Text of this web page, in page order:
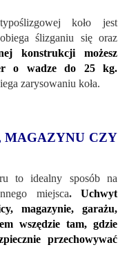
koło jest
ślizganiu się oraz
konstrukcji możesz
o wadze do 25 kg.
zarysowaniu koła.
MAGAZYNU CZY
to idealny sposób na
miejsca.Uchwyt
magazynie, garażu,
wszędzie tam, gdzie
przechowywać